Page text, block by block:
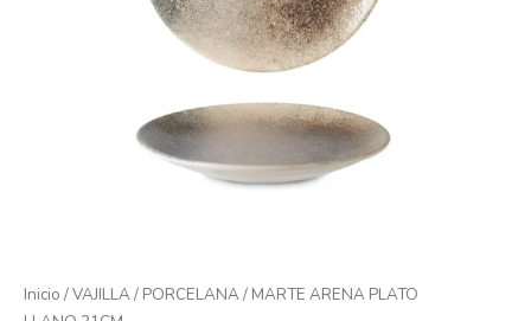
Inicio /VAJILLA/ PORCELANA/ MARTE ARENA PLATO